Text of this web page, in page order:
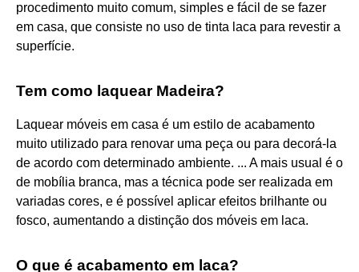
procedimento muito comum, simples e fácil de se fazer
em casa, que consiste no uso de tinta laca para revestir a
superfície.
Tem como laquear Madeira?
Laquear móveis em casa é um estilo de acabamento
muito utilizado para renovar uma peça ou para decorá-la
de acordo com determinado ambiente. ... A mais usual é o
de mobília branca, mas a técnica pode ser realizada em
variadas cores, e é possível aplicar efeitos brilhante ou
fosco, aumentando a distinção dos móveis em laca.
O que é acabamento em laca?